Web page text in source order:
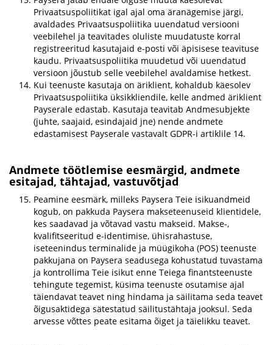
Privaatsuspoliitikat igal ajal oma äranägemise järgi,
avaldades Privaatsuspoliitika uuendatud versiooni
veebilehel ja teavitades oluliste muudatuste korral
registreeritud kasutajaid e-posti või äpisisese teavituse
kaudu. Privaatsuspoliitika muudetud või uuendatud
versioon jõustub selle veebilehel avaldamise hetkest.
Kui teenuste kasutaja on äriklient, kohaldub käesolev
Privaatsuspoliitika üksikkliendile, kelle andmed äriklient
Payserale edastab. Kasutaja teavitab Andmesubjekte
(juhte, saajaid, esindajaid jne) nende andmete
edastamisest Payserale vastavalt GDPR-i artiklile 14.
Andmete töötlemise eesmärgid, andmete
esitajad, tähtajad, vastuvõtjad
Peamine eesmärk, milleks Paysera Teie isikuandmeid
kogub, on pakkuda Paysera makseteenuseid klientidele,
kes saadavad ja võtavad vastu makseid. Makse-,
kvalifitseeritud e-identimise, ühisrahastuse,
iseteenindus terminalide ja müügikoha (POS) teenuste
pakkujana on Paysera seadusega kohustatud tuvastama
ja kontrollima Teie isikut enne Teiega finantsteenuste
tehingute tegemist, küsima teenuste osutamise ajal
täiendavat teavet ning hindama ja säilitama seda teavet
õigusaktidega sätestatud säilitustähtaja jooksul. Seda
arvesse võttes peate esitama õiget ja täielikku teavet.